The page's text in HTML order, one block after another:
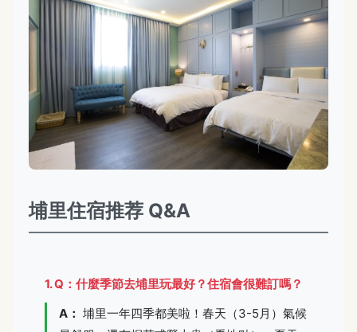
埔里住宿推荐 Q&A
1. Q：什麼季節去埔里玩最好？住宿會很難訂嗎？
A： 埔里一年四季都美啦！春天（3-5月）氣候